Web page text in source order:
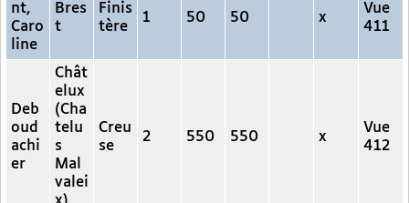
nt,
Caro
line
Bres
t
Finis
tère
1 50 50 x
Vue
411
Deb
oud
achi
er
Chât
elux
(Cha
telu
s
Mal
valei
Creu
se
2 550 550 x
Vue
412